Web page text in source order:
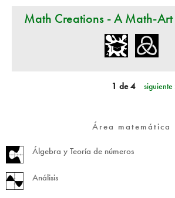
Math Creations - A Math-
1 de 4 siguiente
Área matemática
Álgebra y Teoría de números
Análisis